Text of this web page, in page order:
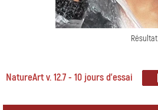
Résultat
NatureArt v. 12.7 - 10 jours d'essai